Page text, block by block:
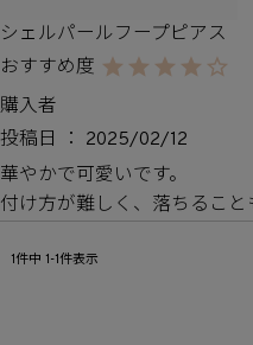
シェルパールフープピアス
購入者
投稿日
2025/02/12
華やかで可愛いです。
付け方が難しく、落ちるこ
1件中 1-1件表示